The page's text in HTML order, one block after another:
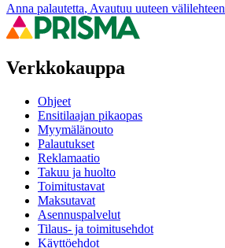
Anna palautetta, Avautuu uuteen välilehteen
Verkkokauppa
Ohjeet
Ensitilaajan pikaopas
Myymälänouto
Palautukset
Reklamaatio
Takuu ja huolto
Toimitustavat
Maksutavat
Asennuspalvelut
Tilaus- ja toimitusehdot
Käyttöehdot